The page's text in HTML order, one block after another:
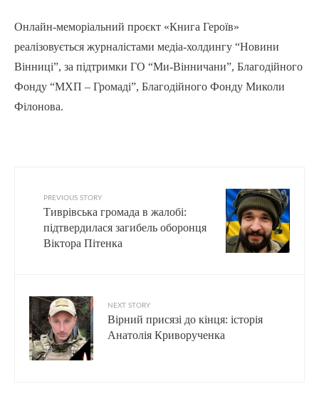
Онлайн-меморіальний проєкт «Книга Героїв»
реалізовується журналістами медіа-холдингу “Новини
Вінниці”, за підтримки ГО “Ми-Вінничани”, Благодійного
Фонду “МХП – Громаді”, Благодійного Фонду Миколи
Філонова.
PREVIOUS STORY
Тиврівська громада в жалобі:
підтвердилася загибель оборонця
Віктора Пітенка
NEXT STORY
Вірний присязі до кінця: історія
Анатолія Криворученка